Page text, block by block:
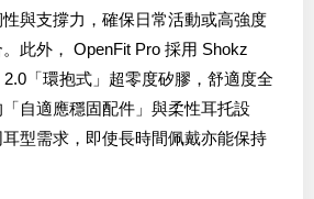
與支撐力，確保日常活動或高強度
此外， OpenFit Pro 採用 Shokz
「環抱式」超零度矽膠，舒適度全
自適應穩固配件」與柔性耳托設
型需求，即使長時間佩戴亦能保持